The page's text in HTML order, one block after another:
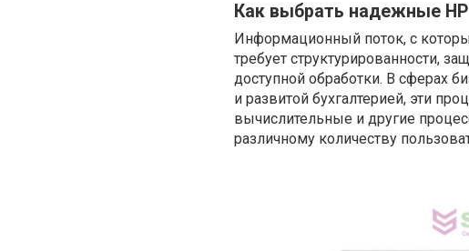
Как выбрать надежные
Информационный поток, с
требует структурированности,
доступной обработки. В сферах
и развитой бухгалтерией, эти
вычислительные и другие
различному количеству